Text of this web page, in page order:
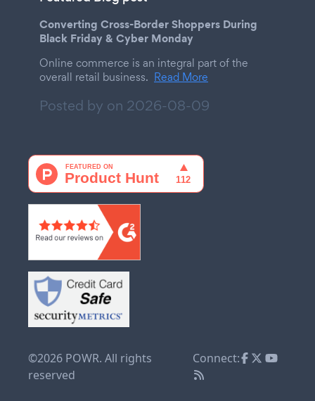
Converting Cross-Border Shoppers During
Black Friday & Cyber Monday
Online commerce is an integral part of the
overall retail business. Read More
Posted by on 2026-08-09
©2026 POWR. All rights
reserved
Connect: